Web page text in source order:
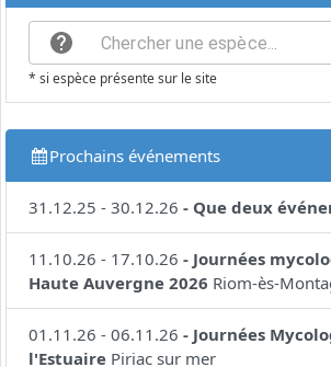
* si espèce présente sur le site
Prochains événements
31.12.25 - 30.12.26 - Que deux
11.10.26 - 17.10.26 - Journées
Haute Auvergne 2026 Riom-ès-
01.11.26 - 06.11.26 - Journées
l'Estuaire Piriac sur mer